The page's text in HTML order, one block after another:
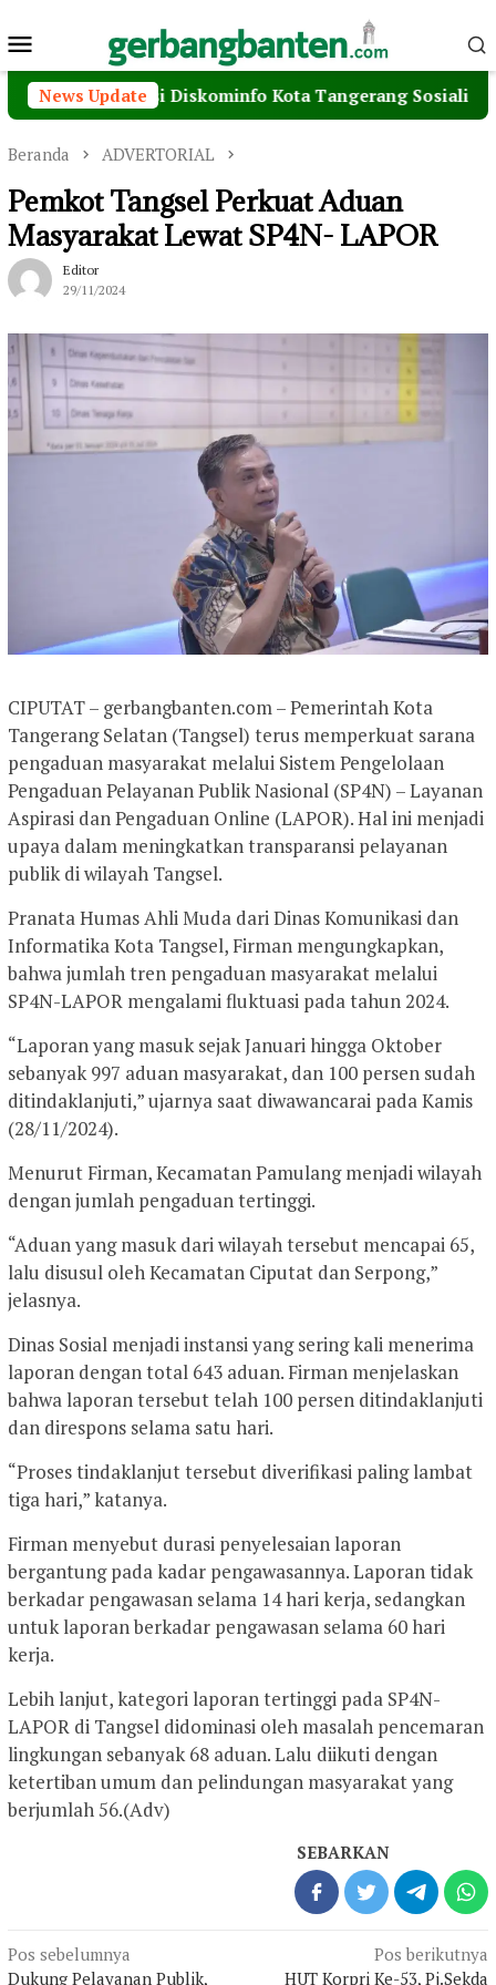
ke
Menu
Mobile
News Update
Diskominfo Kota Tangerang Sosialisasikan Pilih
Beranda ADVERTORIAL
Pemkot Tangsel Perkuat Aduan
Masyarakat Lewat SP4N- LAPOR
Editor
29/11/2024
CIPUTAT – gerbangbanten.com – Pemerintah Kota
Tangerang Selatan (Tangsel) terus memperkuat sarana
pengaduan masyarakat melalui Sistem Pengelolaan
Pengaduan Pelayanan Publik Nasional (SP4N) – Layanan
Aspirasi dan Pengaduan Online (LAPOR). Hal ini menjadi
upaya dalam meningkatkan transparansi pelayanan
publik di wilayah Tangsel.
Pranata Humas Ahli Muda dari Dinas Komunikasi dan
Informatika Kota Tangsel, Firman mengungkapkan,
bahwa jumlah tren pengaduan masyarakat melalui
SP4N-LAPOR mengalami fluktuasi pada tahun 2024.
“Laporan yang masuk sejak Januari hingga Oktober
sebanyak 997 aduan masyarakat, dan 100 persen sudah
ditindaklanjuti,” ujarnya saat diwawancarai pada Kamis
(28/11/2024).
Menurut Firman, Kecamatan Pamulang menjadi wilayah
dengan jumlah pengaduan tertinggi.
“Aduan yang masuk dari wilayah tersebut mencapai 65,
lalu disusul oleh Kecamatan Ciputat dan Serpong,”
jelasnya.
Dinas Sosial menjadi instansi yang sering kali menerima
laporan dengan total 643 aduan. Firman menjelaskan
bahwa laporan tersebut telah 100 persen ditindaklanjuti
dan direspons selama satu hari.
“Proses tindaklanjut tersebut diverifikasi paling lambat
tiga hari,” katanya.
Firman menyebut durasi penyelesaian laporan
bergantung pada kadar pengawasannya. Laporan tidak
berkadar pengawasan selama 14 hari kerja, sedangkan
untuk laporan berkadar pengawasan selama 60 hari
kerja.
Lebih lanjut, kategori laporan tertinggi pada SP4N-
LAPOR di Tangsel didominasi oleh masalah pencemaran
lingkungan sebanyak 68 aduan. Lalu diikuti dengan
ketertiban umum dan pelindungan masyarakat yang
berjumlah 56.(Adv)
SEBARKAN
Navigasi
Pos sebelumnya
Dukung Pelayanan Publik,
Pos berikutnya
HUT Korpri Ke-53, Pj.Sekda